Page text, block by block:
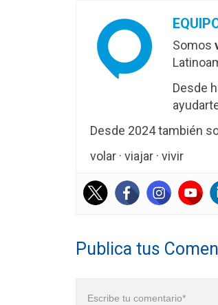
Somos
Desde
Desde 2024 también
volar · viajar · vivir
Publica tus